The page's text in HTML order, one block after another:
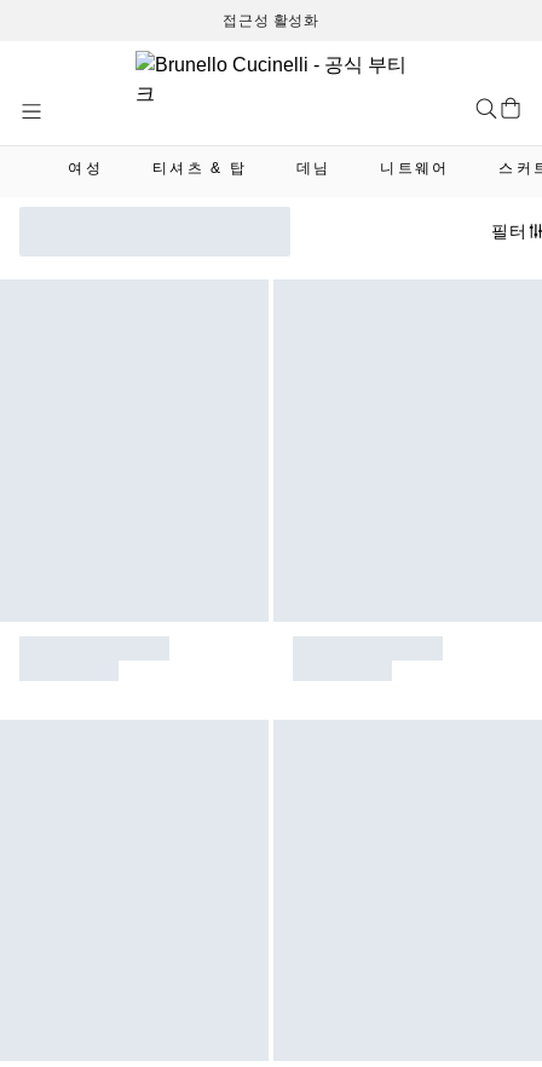
접근성 활성화
Content
여성 티셔츠 & 탑 데님 니트웨어 스커
필터